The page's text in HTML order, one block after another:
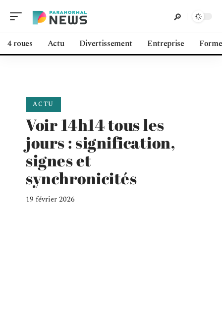
4 roues Actu Divertissement Entreprise Forme
ACTU
Voir 14h14 tous les
jours : signification,
signes et
synchronicités
19 février 2026